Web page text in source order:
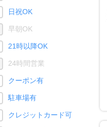
日祝OK
早朝OK
21時以降OK
24時間営業
クーポン有
駐車場有
クレジットカード可